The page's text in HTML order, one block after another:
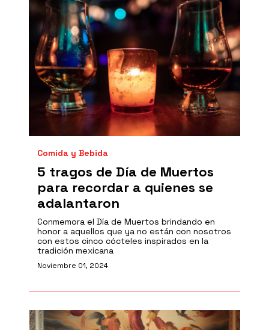
Comida y Bebida
5 tragos de Día de Muertos
para recordar a quienes se
adalantaron
Conmemora el Día de Muertos brindando en
honor a aquellos que ya no están con nosotros
con estos cinco cócteles inspirados en la
tradición mexicana
Noviembre 01, 2024